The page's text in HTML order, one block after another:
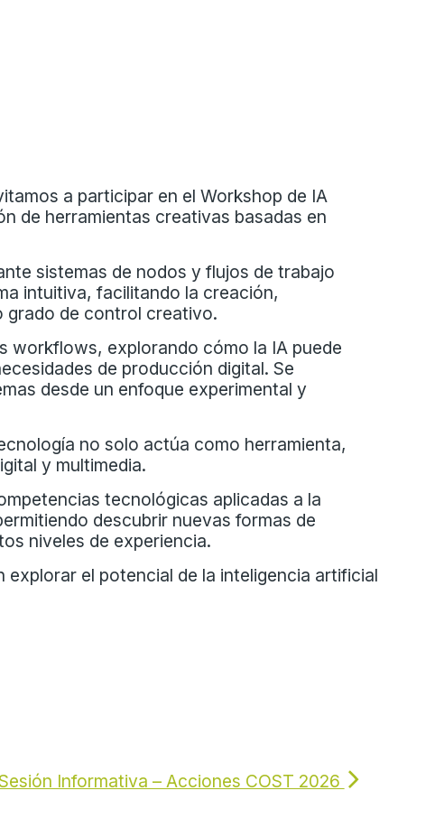
a participar en el Workshop de IA
de herramientas creativas basadas en
sistemas de nodos y flujos de trabajo
intuitiva, facilitando la creación,
grado de control creativo.
workflows, explorando cómo la IA puede
de producción digital. Se
desde un enfoque experimental y
no solo actúa como herramienta,
y multimedia.
tecnológicas aplicadas a la
descubrir nuevas formas de
niveles de experiencia.
el potencial de la inteligencia artificial
Informativa – Acciones COST 2026